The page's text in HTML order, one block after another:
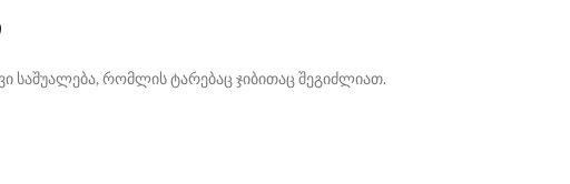
საშუალება, რომლის ტარებაც ჯიბითაც შეგიძლიათ.